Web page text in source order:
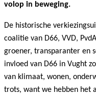
volop in beweging.
De historische
coalitie van D66, VVD,
groener, transparanter en
invloed van D66 in Vught
van klimaat, wonen,
trots, want we hebben het